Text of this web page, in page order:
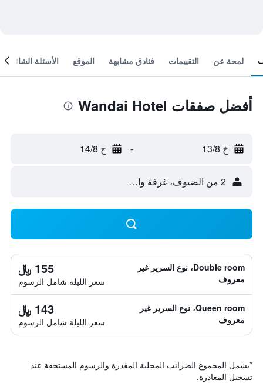
لمحة عن التقييمات فنادق مشابهة الموقع الأسئلة الشائعة
أفضل صفقات Wandai Hotel
خ 13/8 - ج 14/8
2 من الضيوف، غرفة واحدة
Double room، نوع السرير غير
معروف
155 ﷼
سعر الليلة شامل الرسوم
Queen room، نوع السرير غير
معروف
143 ﷼
سعر الليلة شامل الرسوم
*يشمل المجموع الضرائب المحلية المقدرة والرسوم المستحقة عند
تسجيل المغادرة.